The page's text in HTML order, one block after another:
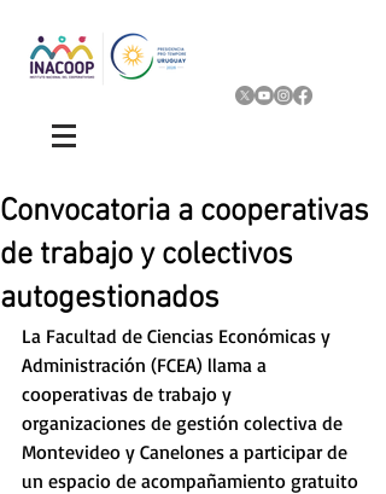
Convocatoria a cooperativas
de trabajo y colectivos
autogestionados
La Facultad de Ciencias Económicas y
Administración (FCEA) llama a
cooperativas de trabajo y
organizaciones de gestión colectiva de
Montevideo y Canelones a participar de
un espacio de acompañamiento gratuito